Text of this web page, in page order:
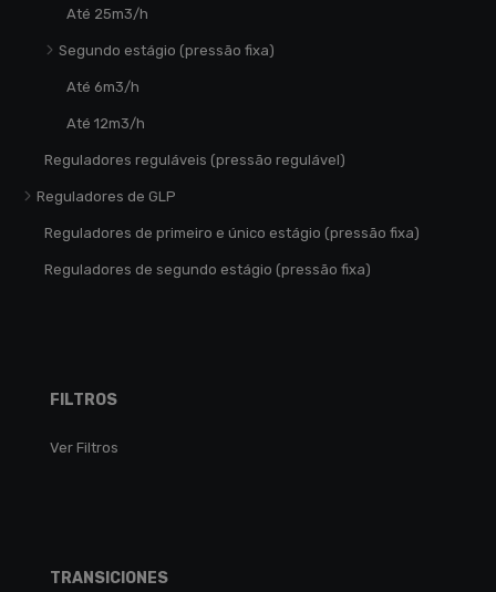
Até 25m3/h
Segundo estágio (pressão fixa)
Até 6m3/h
Até 12m3/h
Reguladores reguláveis (pressão regulável)
Reguladores de GLP
Reguladores de primeiro e único estágio (pressão fixa)
Reguladores de segundo estágio (pressão fixa)
FILTROS
Ver Filtros
TRANSICIONES